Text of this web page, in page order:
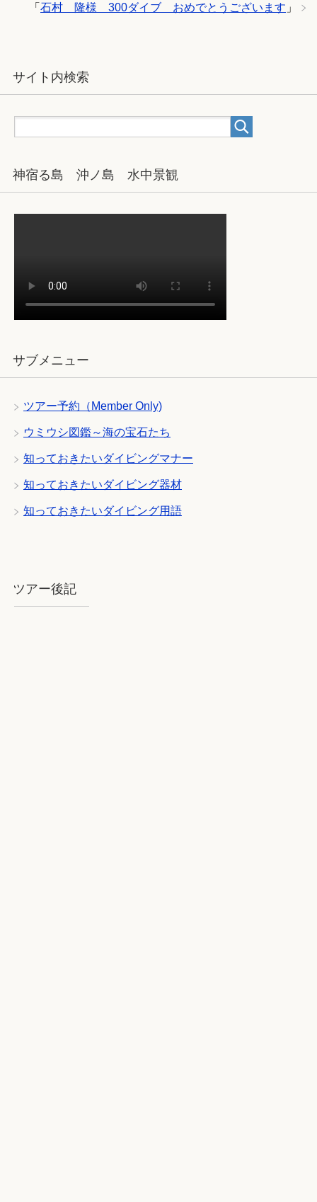
「 石村 隆様 300ダイブ おめでとうございます 」
サイト内検索
神宿る島 沖ノ島 水中景観
サブメニュー
ツアー予約（Member Only)
ウミウシ図鑑～海の宝石たち
知っておきたいダイビングマナー
知っておきたいダイビング器材
知っておきたいダイビング用語
ツアー後記